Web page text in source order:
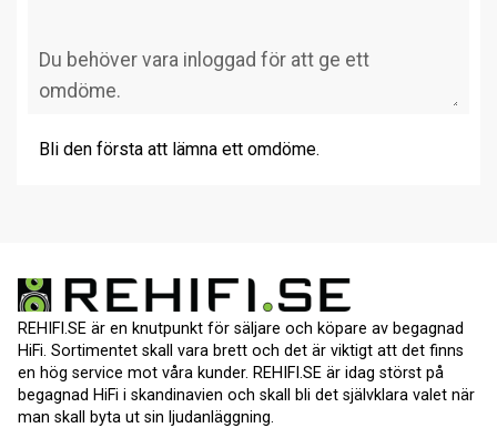
Bli den första att lämna ett omdöme.
REHIFI.SE är en knutpunkt för säljare och köpare av begagnad
HiFi. Sortimentet skall vara brett och det är viktigt att det finns
en hög service mot våra kunder. REHIFI.SE är idag störst på
begagnad HiFi i skandinavien och skall bli det självklara valet när
man skall byta ut sin ljudanläggning.